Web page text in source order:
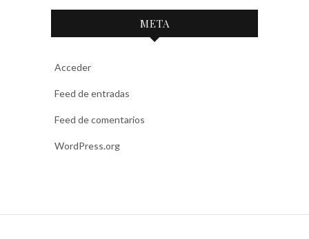
META
Acceder
Feed de entradas
Feed de comentarios
WordPress.org